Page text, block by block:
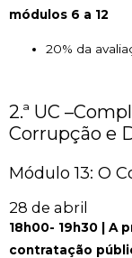
módulos 6 a 12
20% da
2.ª UC
Corrupção e
Módulo 13: O
28 de abril
18h00- 19h30 | A
contratação